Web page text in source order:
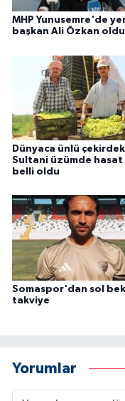
MHP Yunusemre'de
başkan Ali Özkan oldu
Dünyaca ünlü
Sultani üzümde
belli oldu
Somaspor'dan sol
takviye
Yorumlar